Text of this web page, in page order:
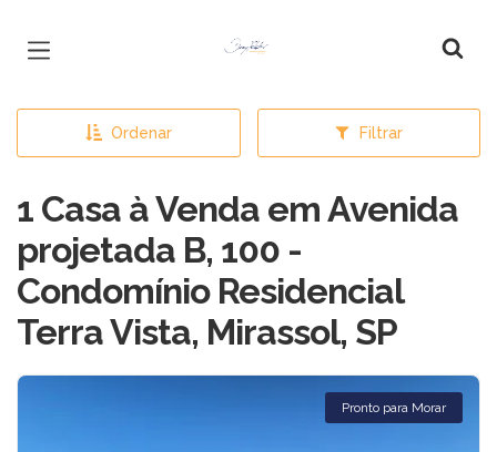
Página inicial
Ordenar Filtrar
1 Casa à Venda em Avenida
projetada B, 100 -
Condomínio Residencial
Terra Vista, Mirassol, SP
Pronto para Morar